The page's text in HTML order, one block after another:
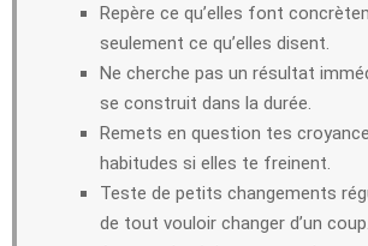
Repère ce qu’elles font
seulement ce qu’elles disent.
Ne cherche pas un résultat
se construit dans la durée.
Remets en question tes
habitudes si elles te freinent.
Teste de petits changements
de tout vouloir changer d’un coup.